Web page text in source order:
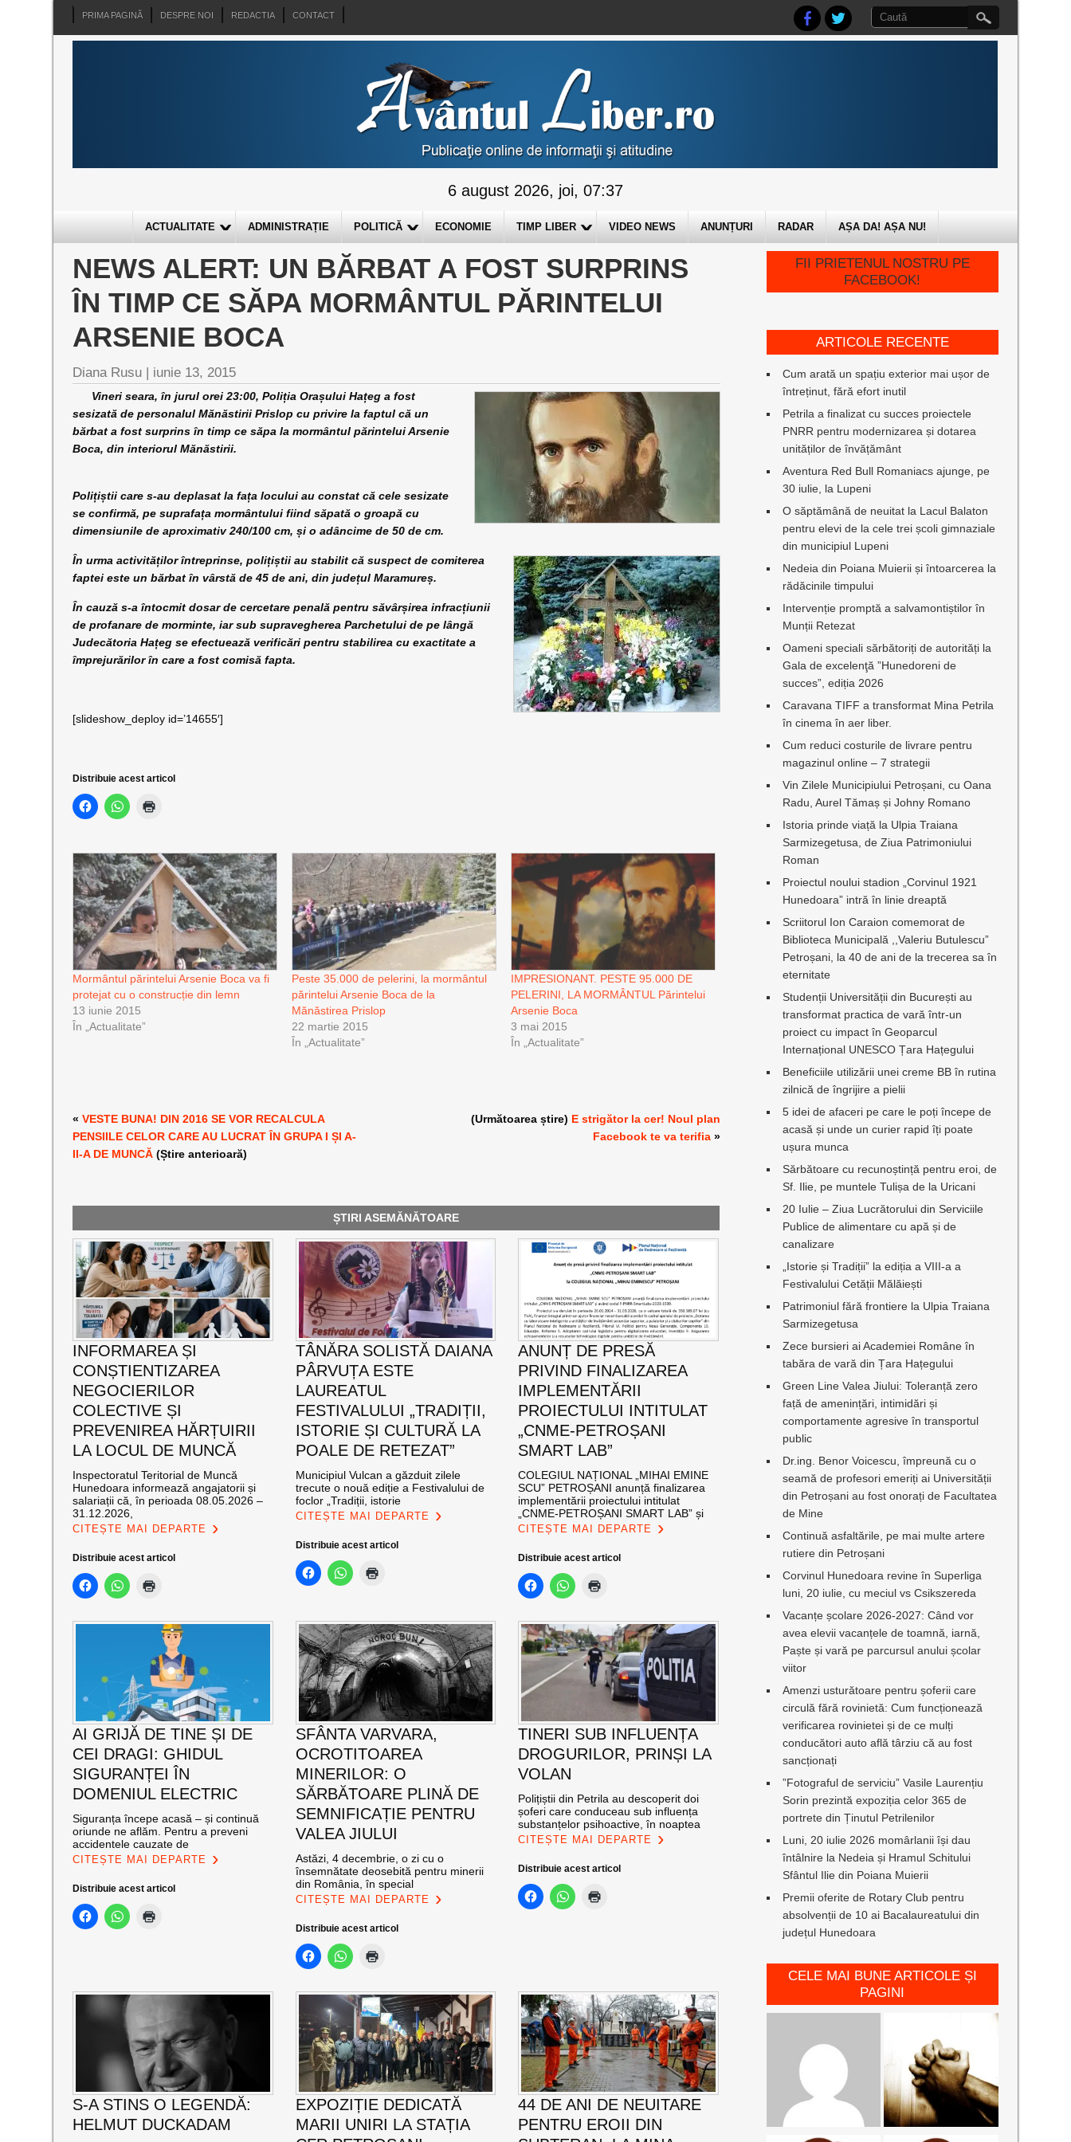
PRIMA PAGINĂ DESPRE NOI REDACTIA CONTACT
6 august 2026, joi, 07:37
ACTUALITATE ADMINISTRAȚIE POLITICĂ ECONOMIE TIMP LIBER VIDEO NEWS ANUNȚURI RADAR AȘA DA! AȘA NU!
NEWS ALERT: UN BĂRBAT A FOST SURPRINS
ÎN TIMP CE SĂPA MORMÂNTUL PĂRINTELUI
ARSENIE BOCA
Diana Rusu | iunie 13, 2015
Vineri seara, în jurul orei 23:00, Poliția Orașului Hațeg a fost
sesizată de personalul Mănăstirii Prislop cu privire la faptul că un
bărbat a fost surprins în timp ce săpa la mormântul părintelui Arsenie
Boca, din interiorul Mănăstirii.
Polițiștii care s-au deplasat la fața locului au constat că cele sesizate
se confirmă, pe suprafața mormântului fiind săpată o groapă cu
dimensiunile de aproximativ 240/100 cm, și o adâncime de 50 de cm.
În urma activităților întreprinse, polițiștii au stabilit că suspect de comiterea
faptei este un bărbat în vârstă de 45 de ani, din județul Maramureș.
În cauză s-a întocmit dosar de cercetare penală pentru săvârșirea infracțiunii
de profanare de morminte, iar sub supravegherea Parchetului de pe lângă
Judecătoria Hațeg se efectuează verificări pentru stabilirea cu exactitate a
împrejurărilor în care a fost comisă fapta.
[slideshow_deploy id=’14655′]
Distribuie acest articol
Mormântul părintelui Arsenie Boca va fi
protejat cu o construcție din lemn
13 iunie 2015
În „Actualitate”
Peste 35.000 de pelerini, la mormântul
părintelui Arsenie Boca de la
Mănăstirea Prislop
22 martie 2015
În „Actualitate”
IMPRESIONANT. PESTE 95.000 DE
PELERINI, LA MORMÂNTUL Părintelui
Arsenie Boca
3 mai 2015
În „Actualitate”
«VESTE BUNA! DIN 2016 SE VOR RECALCULA
PENSIILE CELOR CARE AU LUCRAT ÎN GRUPA I ȘI A-
II-A DE MUNCĂ (Știre anterioară)
(Următoarea știre) E strigător la cer! Noul plan
Facebook te va terifia »
ȘTIRI ASEMĂNĂTOARE
INFORMAREA ȘI
CONȘTIENTIZAREA
NEGOCIERILOR
COLECTIVE ȘI
PREVENIREA HĂRȚUIRII
LA LOCUL DE MUNCĂ
Inspectoratul Teritorial de Muncă
Hunedoara informează angajatorii și
salariații că, în perioada 08.05.2026 –
31.12.2026,
CITEȘTE MAI DEPARTE
Distribuie acest articol
TÂNĂRA SOLISTĂ DAIANA
PÂRVUȚA ESTE
LAUREATUL
FESTIVALULUI „TRADIȚII,
ISTORIE ȘI CULTURĂ LA
POALE DE RETEZAT”
Municipiul Vulcan a găzduit zilele
trecute o nouă ediție a Festivalului de
foclor „Tradiții, istorie
CITEȘTE MAI DEPARTE
Distribuie acest articol
ANUNȚ DE PRESĂ
PRIVIND FINALIZAREA
IMPLEMENTĂRII
PROIECTULUI INTITULAT
„CNME-PETROȘANI
SMART LAB”
COLEGIUL NAȚIONAL „MIHAI EMINE
SCU” PETROȘANI anunță finalizarea
implementării proiectului intitulat
„CNME-PETROȘANI SMART LAB” și
CITEȘTE MAI DEPARTE
Distribuie acest articol
AI GRIJĂ DE TINE ȘI DE
CEI DRAGI: GHIDUL
SIGURANȚEI ÎN
DOMENIUL ELECTRIC
Siguranța începe acasă – și continuă
oriunde ne aflăm. Pentru a preveni
accidentele cauzate de
CITEȘTE MAI DEPARTE
Distribuie acest articol
SFÂNTA VARVARA,
OCROTITOAREA
MINERILOR: O
SĂRBĂTOARE PLINĂ DE
SEMNIFICAȚIE PENTRU
VALEA JIULUI
Astăzi, 4 decembrie, o zi cu o
însemnătate deosebită pentru minerii
din România, în special
CITEȘTE MAI DEPARTE
Distribuie acest articol
TINERI SUB INFLUENȚA
DROGURILOR, PRINȘI LA
VOLAN
Polițiștii din Petrila au descoperit doi
șoferi care conduceau sub influența
substanțelor psihoactive, în noaptea
CITEȘTE MAI DEPARTE
Distribuie acest articol
S-A STINS O LEGENDĂ:
HELMUT DUCKADAM
EXPOZIȚIE DEDICATĂ
MARII UNIRI LA STAȚIA
44 DE ANI DE NEUITARE
PENTRU EROII DIN
FII PRIETENUL NOSTRU PE
FACEBOOK!
ARTICOLE RECENTE
Cum arată un spațiu exterior mai ușor de
întreținut, fără efort inutil
Petrila a finalizat cu succes proiectele
PNRR pentru modernizarea și dotarea
unităților de învățământ
Aventura Red Bull Romaniacs ajunge, pe
30 iulie, la Lupeni
O săptămână de neuitat la Lacul Balaton
pentru elevi de la cele trei școli gimnaziale
din municipiul Lupeni
Nedeia din Poiana Muierii și întoarcerea la
rădăcinile timpului
Intervenție promptă a salvamontiștilor în
Munții Retezat
Oameni speciali sărbătoriți de autorități la
Gala de excelenţă ”Hunedoreni de
succes”, ediția 2026
Caravana TIFF a transformat Mina Petrila
în cinema în aer liber.
Cum reduci costurile de livrare pentru
magazinul online – 7 strategii
Vin Zilele Municipiului Petroșani, cu Oana
Radu, Aurel Tămaș și Johny Romano
Istoria prinde viață la Ulpia Traiana
Sarmizegetusa, de Ziua Patrimoniului
Roman
Proiectul noului stadion „Corvinul 1921
Hunedoara” intră în linie dreaptă
Scriitorul Ion Caraion comemorat de
Biblioteca Municipală ,,Valeriu Butulescu”
Petroșani, la 40 de ani de la trecerea sa în
eternitate
Studenții Universității din București au
transformat practica de vară într-un
proiect cu impact în Geoparcul
Internațional UNESCO Țara Hațegului
Beneficiile utilizării unei creme BB în rutina
zilnică de îngrijire a pielii
5 idei de afaceri pe care le poți începe de
acasă și unde un curier rapid îți poate
ușura munca
Sărbătoare cu recunoștință pentru eroi, de
Sf. Ilie, pe muntele Tulișa de la Uricani
20 Iulie – Ziua Lucrătorului din Serviciile
Publice de alimentare cu apă și de
canalizare
„Istorie și Tradiții” la ediția a VIII-a a
Festivalului Cetății Mălăiești
Patrimoniul fără frontiere la Ulpia Traiana
Sarmizegetusa
Zece bursieri ai Academiei Române în
tabăra de vară din Țara Hațegului
Green Line Valea Jiului: Toleranță zero
față de amenințări, intimidări și
comportamente agresive în transportul
public
Dr.ing. Benor Voicescu, împreună cu o
seamă de profesori emeriți ai Universității
din Petroșani au fost onorați de Facultatea
de Mine
Continuă asfaltările, pe mai multe artere
rutiere din Petroșani
Corvinul Hunedoara revine în Superliga
luni, 20 iulie, cu meciul vs Csikszereda
Vacanțe școlare 2026-2027: Când vor
avea elevii vacanțele de toamnă, iarnă,
Paște și vară pe parcursul anului școlar
viitor
Amenzi usturătoare pentru șoferii care
circulă fără rovinietă: Cum funcționează
verificarea rovinietei și de ce mulți
conducători auto află târziu că au fost
sancționați
”Fotograful de serviciu” Vasile Laurențiu
Sorin prezintă expoziția celor 365 de
portrete din Ținutul Petrilenilor
Luni, 20 iulie 2026 momârlanii își dau
întâlnire la Nedeia și Hramul Schitului
Sfântul Ilie din Poiana Muierii
Premii oferite de Rotary Club pentru
absolvenții de 10 ai Bacalaureatului din
județul Hunedoara
CELE MAI BUNE ARTICOLE ȘI
PAGINI